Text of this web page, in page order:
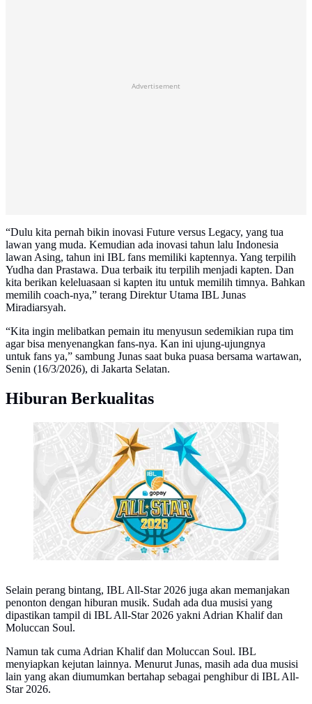
Advertisement
“Dulu kita pernah bikin inovasi Future versus Legacy, yang tua
lawan yang muda. Kemudian ada inovasi tahun lalu Indonesia
lawan Asing, tahun ini IBL fans memiliki kaptennya. Yang terpilih
Yudha dan Prastawa. Dua terbaik itu terpilih menjadi kapten. Dan
kita berikan keleluasaan si kapten itu untuk memilih timnya. Bahkan
memilih coach-nya,” terang Direktur Utama IBL Junas
Miradiarsyah.
“Kita ingin melibatkan pemain itu menyusun sedemikian rupa tim
agar bisa menyenangkan fans-nya. Kan ini ujung-ujungnya
untuk fans ya,” sambung Junas saat buka puasa bersama wartawan,
Senin (16/3/2026), di Jakarta Selatan.
Hiburan Berkualitas
Logo IBL All-Star 2026
Selain perang bintang, IBL All-Star 2026 juga akan memanjakan
penonton dengan hiburan musik. Sudah ada dua musisi yang
dipastikan tampil di IBL All-Star 2026 yakni Adrian Khalif dan
Moluccan Soul.
Namun tak cuma Adrian Khalif dan Moluccan Soul. IBL
menyiapkan kejutan lainnya. Menurut Junas, masih ada dua musisi
lain yang akan diumumkan bertahap sebagai penghibur di IBL All-
Star 2026.